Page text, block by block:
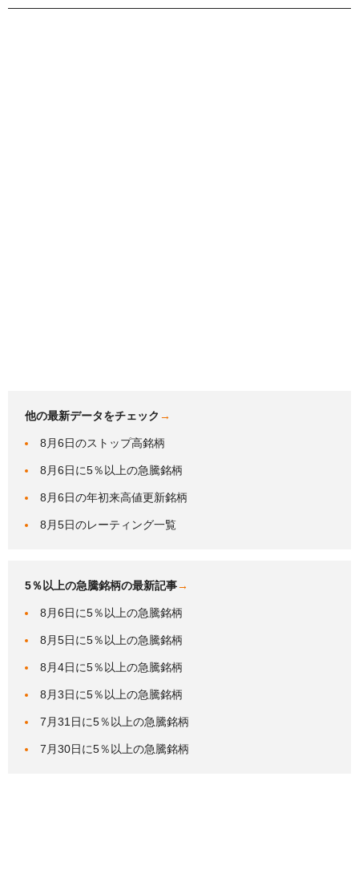
他の最新データをチェック →
8月6日のストップ高銘柄
8月6日に5％以上の急騰銘柄
8月6日の年初来高値更新銘柄
8月5日のレーティング一覧
5％以上の急騰銘柄の最新記事→
8月6日に5％以上の急騰銘柄
8月5日に5％以上の急騰銘柄
8月4日に5％以上の急騰銘柄
8月3日に5％以上の急騰銘柄
7月31日に5％以上の急騰銘柄
7月30日に5％以上の急騰銘柄